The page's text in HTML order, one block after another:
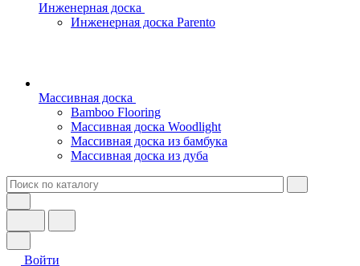
Инженерная доска
Инженерная доска Parento
Массивная доска
Bamboo Flooring
Массивная доска Woodlight
Массивная доска из бамбука
Массивная доска из дуба
Войти